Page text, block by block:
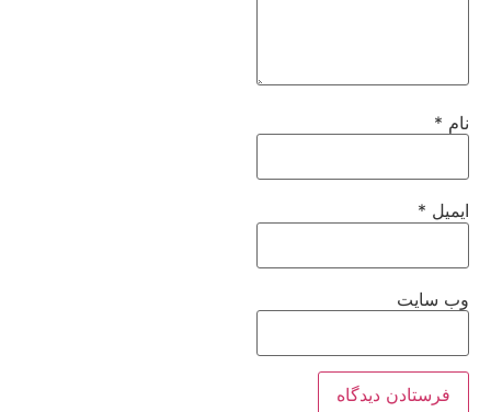
نام*
ایمیل*
وب‌ سایت